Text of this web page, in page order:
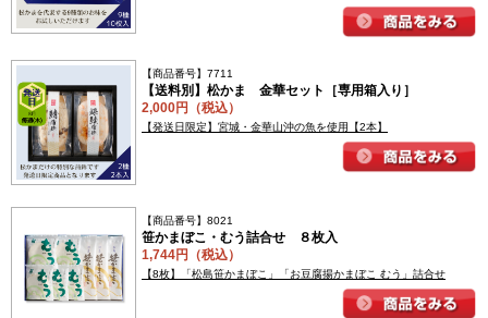
【商品番号】7711
【送料別】松かま 金華セット［専用箱入り］
2,000円（税込）
【発送日限定】宮城・金華山沖の魚を使用【2本】
【商品番号】8021
笹かまぼこ・むう詰合せ ８枚入
1,744円（税込）
【8枚】「松島笹かまぼこ」「お豆腐揚かまぼこ むう」詰合せ